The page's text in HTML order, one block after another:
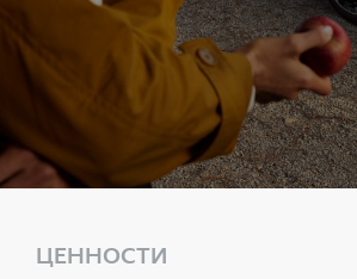
ЦЕННОСТИ